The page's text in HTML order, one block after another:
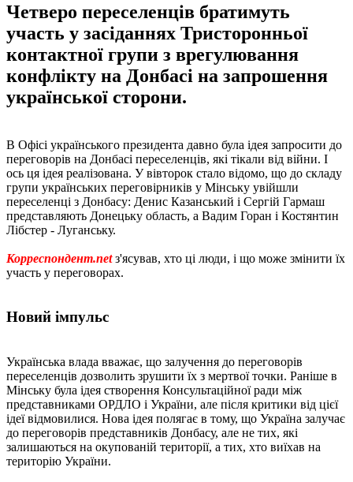
Четверо переселенців братимуть
участь у засіданнях Тристоронньої
контактної групи з врегулювання
конфлікту на Донбасі на запрошення
української сторони.
В Офісі українського президента давно була ідея запросити до
переговорів на Донбасі переселенців, які тікали від війни. І
ось ця ідея реалізована. У вівторок стало відомо, що до складу
групи українських переговірників у Мінську увійшли
переселенці з Донбасу: Денис Казанський і Сергій Гармаш
представляють Донецьку область, а Вадим Горан і Костянтин
Лібстер - Луганську.
Корреспондент.netз'ясував, хто ці люди, і що може змінити їх
участь у переговорах.
Новий імпульс
Українська влада вважає, що залучення до переговорів
переселенців дозволить зрушити їх з мертвої точки. Раніше в
Мінську була ідея створення Консультаційної ради між
представниками ОРДЛО і України, але після критики від цієї
ідеї відмовилися. Нова ідея полягає в тому, що Україна залучає
до переговорів представників Донбасу, але не тих, які
залишаються на окупованій території, а тих, хто виїхав на
територію України.